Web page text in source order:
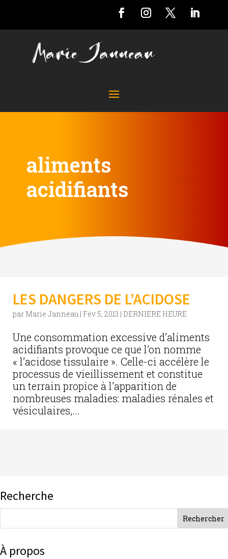
aliments
acidifiants
LES DANGERS DE L’ACIDOSE
par Marie Janneau | Fév 5, 2013 | DERNIERE HEURE
Une consommation excessive d’aliments
acidifiants provoque ce que l’on nomme
« l’acidose tissulaire ». Celle-ci accélère le
processus de vieillissement et constitue
un terrain propice à l’apparition de
nombreuses maladies: maladies rénales et
vésiculaires,...
Recherche
À propos